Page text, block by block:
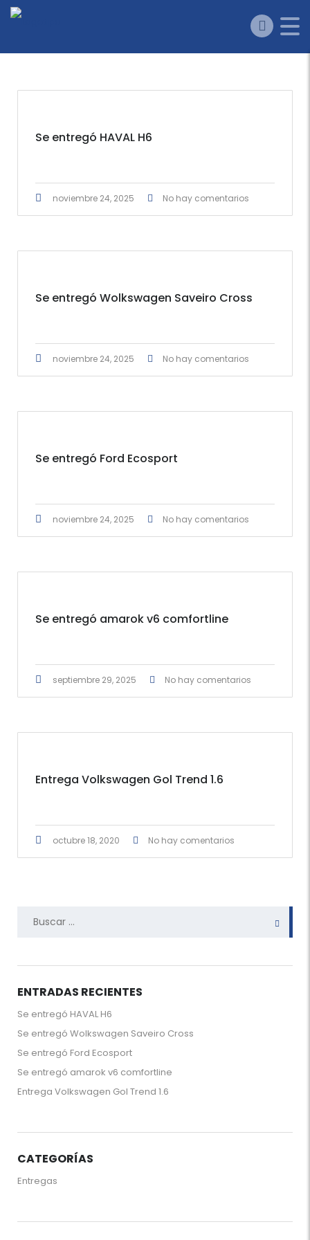
Se entregó HAVAL H6
noviembre 24, 2025 No hay comentarios
Se entregó Wolkswagen Saveiro Cross
noviembre 24, 2025 No hay comentarios
Se entregó Ford Ecosport
noviembre 24, 2025 No hay comentarios
Se entregó amarok v6 comfortline
septiembre 29, 2025 No hay comentarios
Entrega Volkswagen Gol Trend 1.6
octubre 18, 2020 No hay comentarios
ENTRADAS RECIENTES
Se entregó HAVAL H6
Se entregó Wolkswagen Saveiro Cross
Se entregó Ford Ecosport
Se entregó amarok v6 comfortline
Entrega Volkswagen Gol Trend 1.6
CATEGORÍAS
Entregas